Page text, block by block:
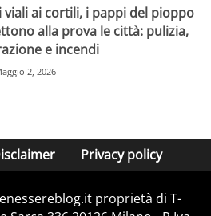
viali ai cortili, i pappi del pioppo
alla prova le città: pulizia,
e incendi
2, 2026
Privacy policy
proprietà di T-